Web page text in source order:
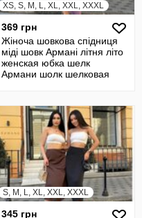
XS, S, M, L, XL, XXL, XXXL
369 грн
Жіноча шовкова спідниця
міді шовк Армані літня літо
женская юбка шелк
Армани шолк шелковая
S, M, L, XL, XXL, XXXL
345 грн